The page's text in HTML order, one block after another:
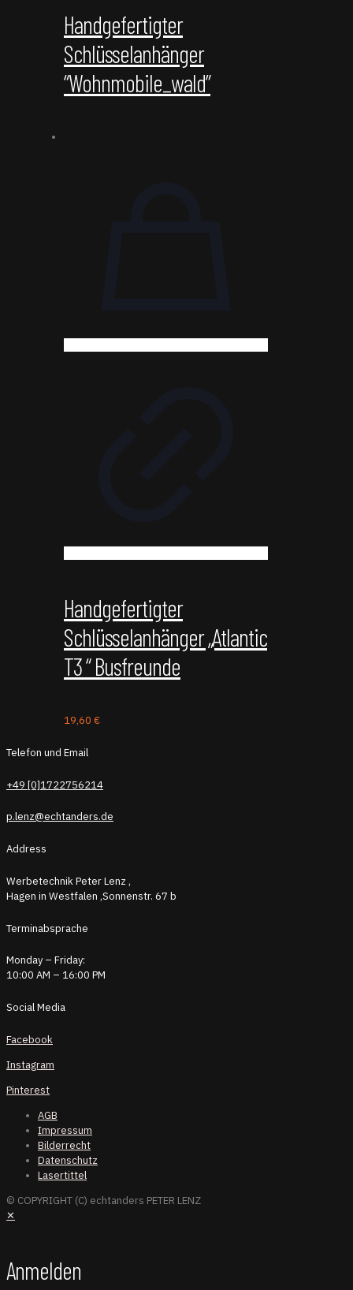
Handgefertigter
Schlüsselanhänger
“Wohnmobile_wald”
Handgefertigter
Schlüsselanhänger „Atlantic
T3 “ Busfreunde
19,60 €
Telefon und Email
+49 [0]1722756214
p.lenz@echtanders.de
Address
Werbetechnik Peter Lenz ,
Hagen in Westfalen ,Sonnenstr. 67 b
Terminabsprache
Monday – Friday:
10:00 AM – 16:00 PM
Social Media
Facebook
Instagram
Pinterest
AGB
Impressum
Bilderrecht
Datenschutz
Lasertittel
© COPYRIGHT (C) echtanders PETER LENZ
✕
Anmelden